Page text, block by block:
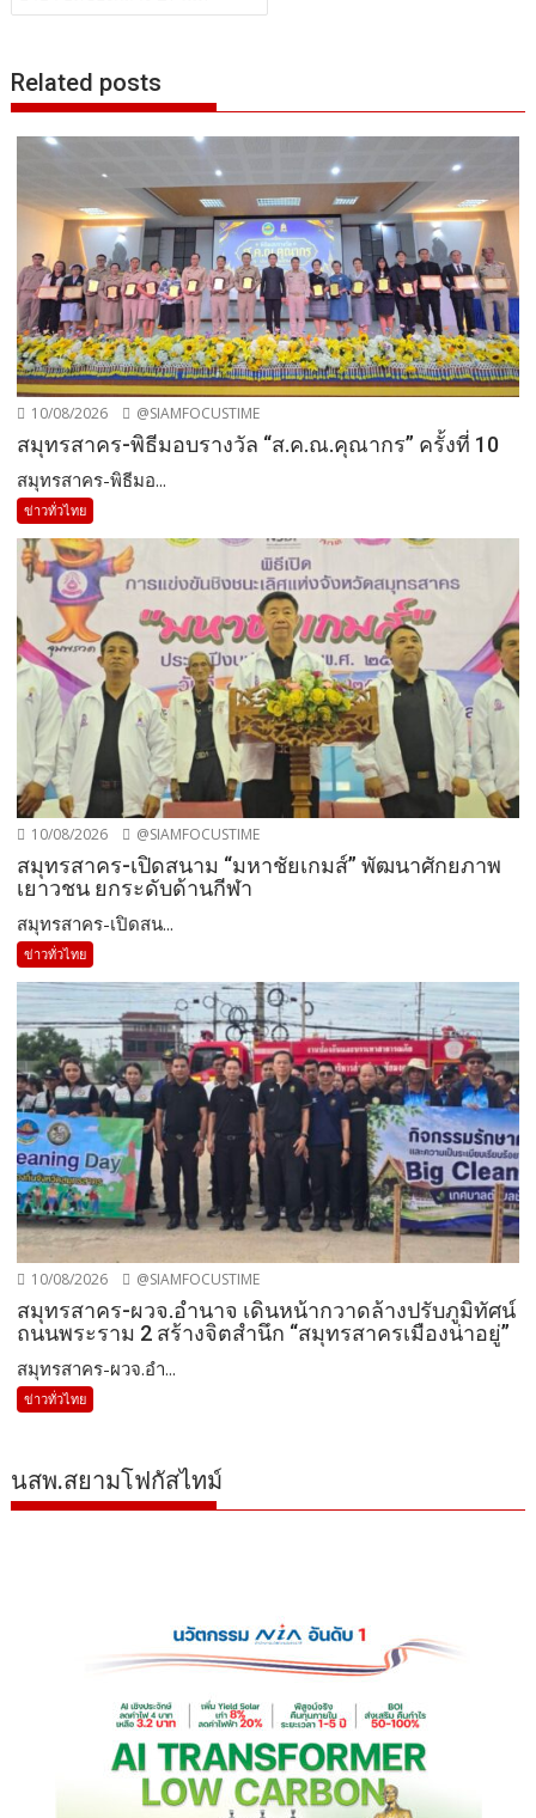
Related posts
10/08/2026 @SIAMFOCUSTIME
สมุทรสาคร-พิธีมอบรางวัล “ส.ค.ณ.คุณากร” ครั้งที่ 10
สมุทรสาคร-พิธีมอ...
ข่าวทั่วไทย
10/08/2026 @SIAMFOCUSTIME
สมุทรสาคร-เปิดสนาม “มหาชัยเกมส์” พัฒนาศักยภาพ
เยาวชน ยกระดับด้านกีฬา
สมุทรสาคร-เปิดสน...
ข่าวทั่วไทย
10/08/2026 @SIAMFOCUSTIME
สมุทรสาคร-ผวจ.อำนาจ เดินหน้ากวาดล้างปรับภูมิทัศน์
ถนนพระราม 2 สร้างจิตสำนึก “สมุทรสาครเมืองน่าอยู่”
สมุทรสาคร-ผวจ.อำ...
ข่าวทั่วไทย
นสพ.สยามโฟกัสไทม์